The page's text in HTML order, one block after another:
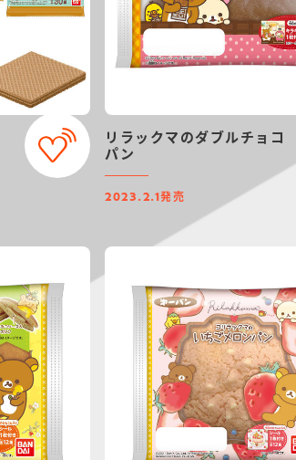
リラックマのダブルチョコ
パン
2023.2.1発売